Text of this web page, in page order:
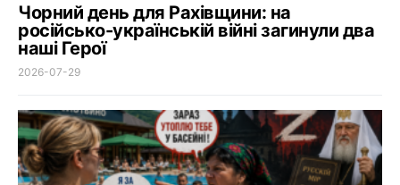
Чорний день для Рахівщини: на
російсько-українській війні загинули два
наші Герої
2026-07-29